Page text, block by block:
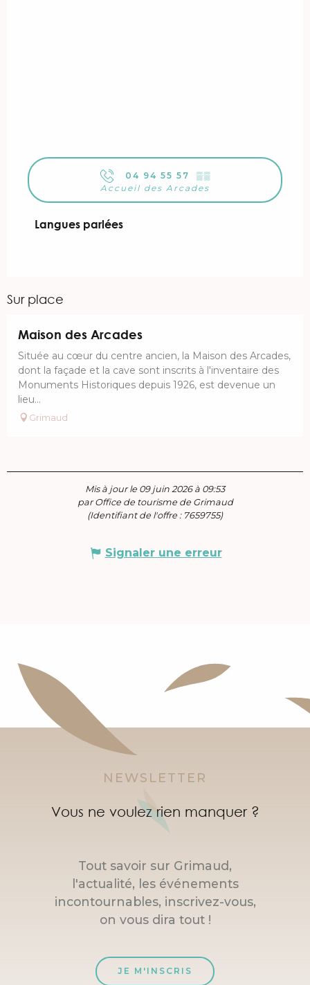
04 94 55 57 ▒▒
Accueil des Arcades
Langues parlées
Langues parlées
Sur place
Maison des Arcades
Située au cœur du centre ancien, la Maison des Arcades,
dont la façade et la cave sont inscrits à l'inventaire des
Monuments Historiques depuis 1926, est devenue un
lieu...
Grimaud
Mis à jour le 09 juin 2026 à 09:53
par Office de tourisme de Grimaud
(Identifiant de l'offre : 7659755)
Signaler une erreur
NEWSLETTER
Vous ne voulez rien manquer ?
Tout savoir sur Grimaud,
l'actualité, les événements
incontournables, inscrivez-vous,
on vous dira tout !
JE M'INSCRIS